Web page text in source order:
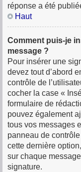
réponse a été
Haut
Comment puis-je
message ?
Pour insérer une
devez tout d’abord
contrôle de
cocher la case «
formulaire de
pouvez également
tous vos messages
panneau de
cette dernière
sur chaque
signature.